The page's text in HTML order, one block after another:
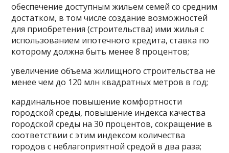
обеспечение доступным жильем семей со средним
достатком, в том числе создание возможностей
для приобретения (строительства) ими жилья с
использованием ипотечного кредита, ставка по
которому должна быть менее 8 процентов;
увеличение объема жилищного строительства не
менее чем до 120 млн квадратных метров в год;
кардинальное повышение комфортности
городской среды, повышение индекса качества
городской среды на 30 процентов, сокращение в
соответствии с этим индексом количества
городов с неблагоприятной средой в два раза;